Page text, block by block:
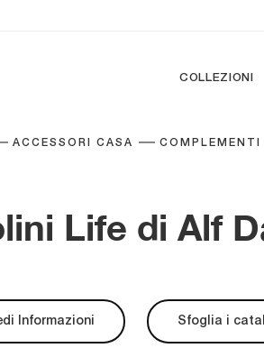
COLLEZIONI
ACCESSORI CASA COMPLEMENTI
Life di Alf
Informazioni Sfoglia i